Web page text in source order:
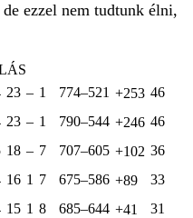
ezzel nem tudtunk élni,
23 – 1 774–521 +253 46
23 – 1 790–544 +246 46
18 – 7 707–605 +102 36
16 1 7 675–586 +89
33
15 1 8 685–644 +41
31